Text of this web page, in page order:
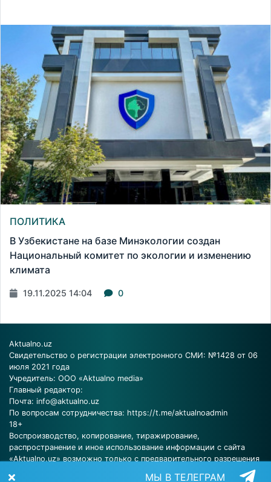
ПОЛИТИКА
В Узбекистане на базе Минэкологии создан
Национальный комитет по экологии и изменению
климата
19.11.2025 14:04 0
Aktualno.uz
Свидетельство о регистрации электронного СМИ: №1428 от 06
июля 2021 года
Учредитель: ООО «Aktualno media»
Главный редактор:
Почта: info@aktualno.uz
По вопросам сотрудничества: https://t.me/aktualnoadmin
18+
Воспроизводство, копирование, тиражирование,
распространение и иное использование информации с сайта
«Aktualno.uz» возможно только с предварительного разрешения
МЫ В ТЕЛЕГРАМ